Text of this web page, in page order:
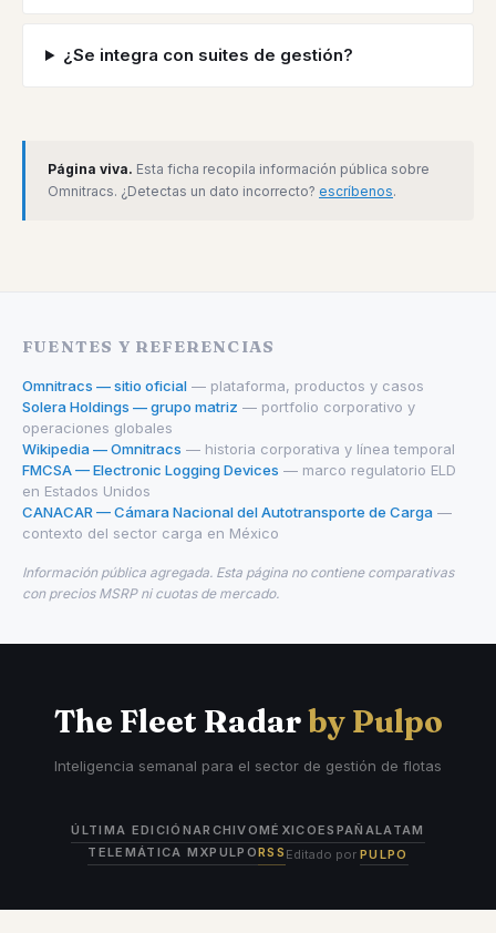
¿Se integra con suites de gestión?
Página viva. Esta ficha recopila información pública sobre
Omnitracs. ¿Detectas un dato incorrecto? escríbenos.
FUENTES Y REFERENCIAS
Omnitracs — sitio oficial — plataforma, productos y casos
Solera Holdings — grupo matriz — portfolio corporativo y
operaciones globales
Wikipedia — Omnitracs — historia corporativa y línea temporal
FMCSA — Electronic Logging Devices — marco regulatorio ELD
en Estados Unidos
CANACAR — Cámara Nacional del Autotransporte de Carga —
contexto del sector carga en México
Información pública agregada. Esta página no contiene comparativas
con precios MSRP ni cuotas de mercado.
The Fleet Radarby Pulpo
Inteligencia semanal para el sector de gestión de flotas
ÚLTIMA EDICIÓNARCHIVOMÉXICOESPAÑALATAM
TELEMÁTICA MXPULPORSS Editado porPULPO